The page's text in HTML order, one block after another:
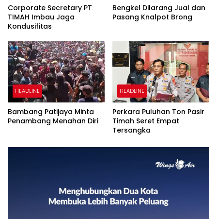
Corporate Secretary PT
TIMAH Imbau Jaga
Kondusifitas
Bengkel Dilarang Jual dan
Pasang Knalpot Brong
HEADLINE
Bambang Patijaya Minta
Penambang Menahan Diri
HEADLINE
Perkara Puluhan Ton Pasir
Timah Seret Empat
Tersangka